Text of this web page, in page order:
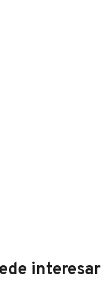
interesar